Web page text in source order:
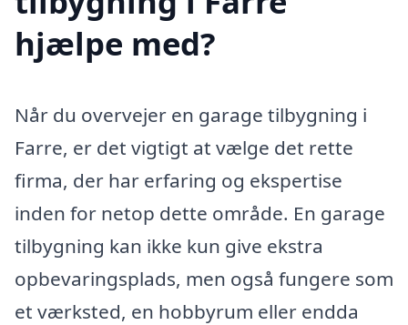
hjælpe med?
Når du overvejer en garage tilbygning i
Farre, er det vigtigt at vælge det rette
firma, der har erfaring og ekspertise
inden for netop dette område. En garage
tilbygning kan ikke kun give ekstra
opbevaringsplads, men også fungere som
et værksted, en hobbyrum eller endda